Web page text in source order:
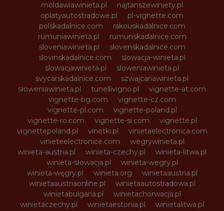
moldawiawinieta.pl
najtanszewiniety.pl
oplatyautostradowe.pl
pl-vignette.com
polskadalnice.com
rakouskadalnice.com
rumuniawinieta.pl
rumunskadalnice.com
sloveniawinieta.pl
slovenskadalnice.com
slovinskadalnice.com
slowacja-winieta.pl
slowacjawinieta.pl
sloweniawinieta.pl
svycarskadalnice.com
szwajcariawinieta.pl
słoweniawinieta.pl
tunellivigno.pl
vignette-at.com
vignette-bg.com
vignette-cz.com
vignette-pl.com
vignette-poland.pl
vignette-ro.com
vignette-si.com
vignette.pl
vignettepoland.pl
vinetki.pl
vinietaelectronica.com
vinieteelectronice.com
wegrywinieta.pl
winieta-austria.pl
winieta-czechy.pl
winieta-litwa.pl
winieta-słowacja.pl
winieta-wegry.pl
winieta-węgry.pl
winieta.org
winietaaustria.pl
winietaaustriaonline.pl
winietaautostradowa.pl
winietabulgaria.pl
winietachorwacja.pl
winietaczechy.pl
winietaestonia.pl
winietalitwa.pl